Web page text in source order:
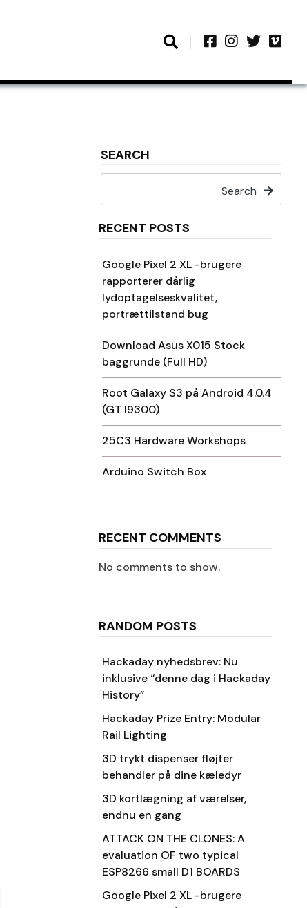
SEARCH
Search
RECENT POSTS
Google Pixel 2 XL -brugere
rapporterer dårlig
lydoptagelseskvalitet,
portrættilstand bug
Download Asus X015 Stock
baggrunde (Full HD)
Root Galaxy S3 på Android 4.0.4
(GT I9300)
25C3 Hardware Workshops
Arduino Switch Box
RECENT COMMENTS
No comments to show.
RANDOM POSTS
Hackaday nyhedsbrev: Nu
inklusive “denne dag i Hackaday
History”
Hackaday Prize Entry: Modular
Rail Lighting
3D trykt dispenser fløjter
behandler på dine kæledyr
3D kortlægning af værelser,
endnu en gang
ATTACK ON THE CLONES: A
evaluation OF two typical
ESP8266 small D1 BOARDS
Google Pixel 2 XL -brugere